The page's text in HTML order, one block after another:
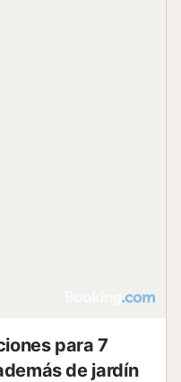
para 7
de jardín